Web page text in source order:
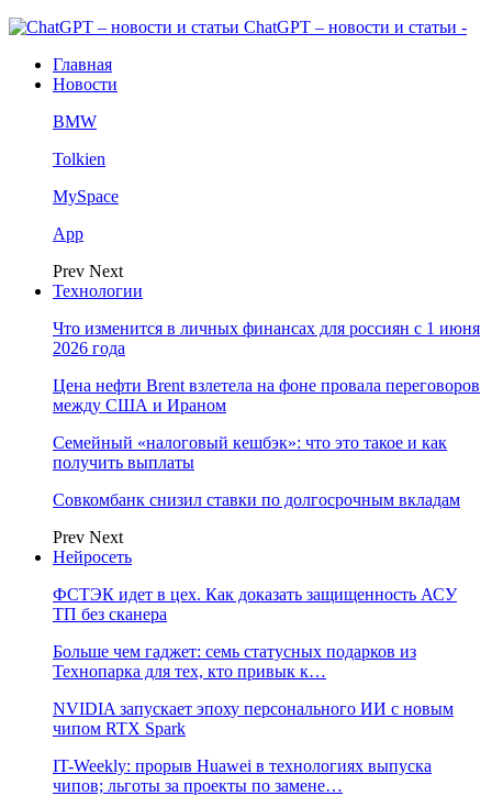
ChatGPT – новости и статьи -
Главная
Новости
BMW
Tolkien
MySpace
App
Prev Next
Технологии
Что изменится в личных финансах для россиян с 1 июня
2026 года
Цена нефти Brent взлетела на фоне провала переговоров
между США и Ираном
Семейный «налоговый кешбэк»: что это такое и как
получить выплаты
Совкомбанк снизил ставки по долгосрочным вкладам
Prev Next
Нейросеть
ФСТЭК идет в цех. Как доказать защищенность АСУ
ТП без сканера
Больше чем гаджет: семь статусных подарков из
Технопарка для тех, кто привык к…
NVIDIA запускает эпоху персонального ИИ с новым
чипом RTX Spark
IT-Weekly: прорыв Huawei в технологиях выпуска
чипов; льготы за проекты по замене…